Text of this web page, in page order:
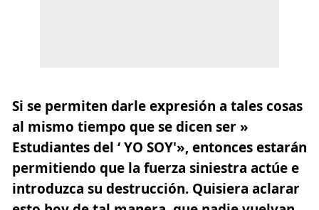
Si se permiten darle expresión a tales cosas
al mismo tiempo que se dicen ser »
Estudiantes del ‘ YO SOY'», entonces estarán
permitiendo que la fuerza siniestra actúe e
introduzca su destrucción. Quisiera aclarar